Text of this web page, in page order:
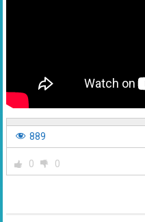
889
0 0